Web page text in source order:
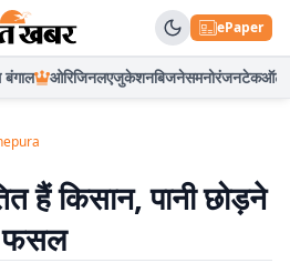
ePaper
बंगाल ओरिजिनलएजुकेशनबिजनेसमनोरंजनटेकऑटो
हैं किसान, पानी छोड़ने
फसल